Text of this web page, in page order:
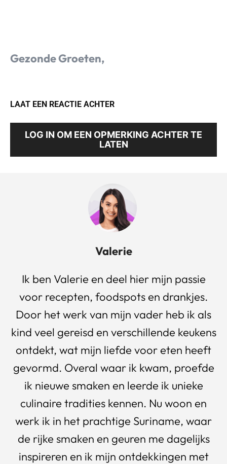
Gezonde Groeten,
LAAT EEN REACTIE ACHTER
LOG IN OM EEN OPMERKING ACHTER TE
LATEN
Valerie
Ik ben Valerie en deel hier mijn passie
voor recepten, foodspots en drankjes.
Door het werk van mijn vader heb ik als
kind veel gereisd en verschillende keukens
ontdekt, wat mijn liefde voor eten heeft
gevormd. Overal waar ik kwam, proefde
ik nieuwe smaken en leerde ik unieke
culinaire tradities kennen. Nu woon en
werk ik in het prachtige Suriname, waar
de rijke smaken en geuren me dagelijks
inspireren en ik mijn ontdekkingen met